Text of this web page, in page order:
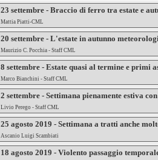
23 settembre - Braccio di ferro tra estate e
Mattia Piatti-CML
20 settembre - L'estate in autunno
Maurizio C. Pocchia - Staff CML
8 settembre - Estate quasi al termine e primi
Marco Bianchini - Staff CML
2 settembre - Settimana pienamente estiva
Livio Perego - Staff CML
25 agosto 2019 - Settimana a tratti anche
Ascanio Luigi Scambiati
18 agosto 2019 - Violento passaggio